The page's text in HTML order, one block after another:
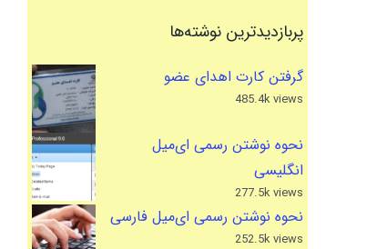
پربازدیدترین نوشته‌ها
گرفتن کارت اهدای عضو
485.4k views
نحوه نوشتن رسمی ای‌میل
انگلیسی
277.5k views
نحوه نوشتن رسمی ای‌میل فارسی
252.5k views